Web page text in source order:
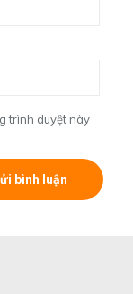
trình duyệt này